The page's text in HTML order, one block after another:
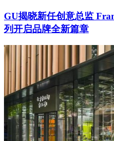
GU揭晓新任创意总监
列开启品牌全新篇章